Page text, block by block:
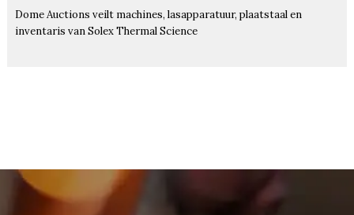
Dome Auctions veilt machines, lasapparatuur, plaatstaal en
inventaris van Solex Thermal Science